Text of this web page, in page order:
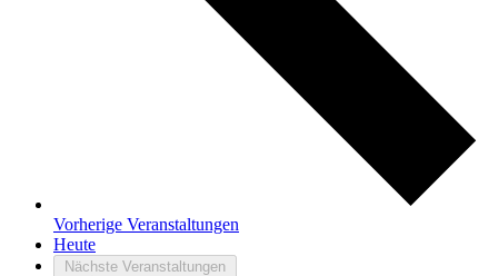
Vorherige Veranstaltungen
Heute
Nächste Veranstaltungen